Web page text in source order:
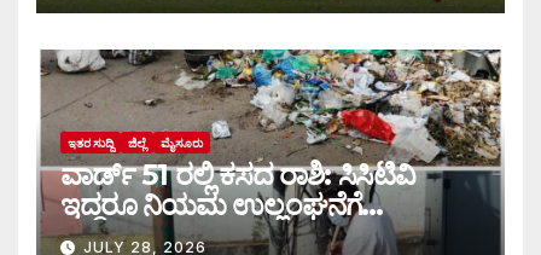
ಇತರ ಸುದ್ದಿ ಜಿಲ್ಲೆ ಮೈಸೂರು
ವಾರ್ಡ್ 51 ರಲ್ಲಿ ಕಸದ ರಾಶಿ: ಸಿಸಿಟಿವಿ
ಇದ್ದರೂ ನಿಯಮ ಉಲ್ಲಂಘನೆಗೆ
ಕಡಿವಾಣವಿಲ್ಲ
JULY 28, 2026